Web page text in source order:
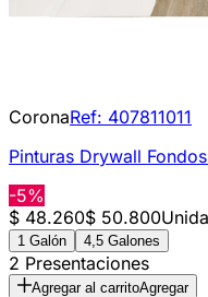
CoronaRef: 407811011
Pinturas Drywall
-5%
$ 48.260$ 50.800
1 Galón 4,5 Galones
2 Presentaciones
Agregar al carritoAgregar